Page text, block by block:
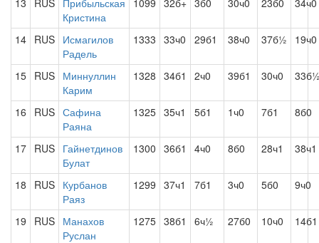
13 RUS Прибыльская
Кристина
1099 32б+ 3б0 30ч0 23б0 34ч0
14 RUS Исмагилов
Радель
1333 33ч0 29б1 38ч0 37б½ 19ч0
15 RUS Миннуллин
Карим
1328 34б1 2ч0 39б1 30ч0
16 RUS Сафина
Раяна
1325 35ч1 5б1 1ч0 7б1 8б0
17 RUS Гайнетдинов
Булат
1300 36б1 4ч0 8б0 28ч1 38ч1
18 RUS Курбанов
Раяз
1299 37ч1 7б1 3ч0 5б0 9ч0
19 RUS Манахов
Руслан
1275 38б1 6ч½ 27б0 10ч0 14б1